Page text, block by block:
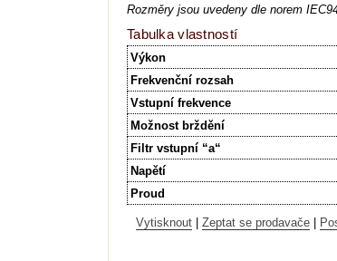
Rozměry jsou uvedeny dle norem
Tabulka vlastností
Výkon
Frekvenční rozsah
Vstupní frekvence
Možnost brždění
Filtr vstupní “a“
Napětí
Proud
Vytisknout Zeptat se prodavače